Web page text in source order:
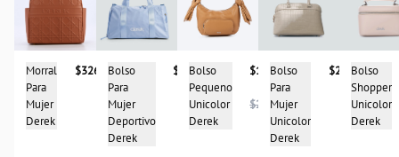
Morral
Para
Mujer
Derek
$326.950Bolso
Para
Mujer
Deportivo
Derek
$187.950
Bolso
Pequeno
Unicolor
Derek
$141.950
$283.950
Bolso
Para
Mujer
Unicolor
Derek
$267.900
Bolso
Shopper
Unicolor
Derek